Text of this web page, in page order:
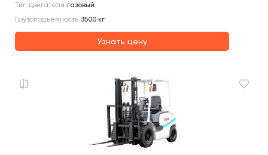
Тип двигателя газовый
Грузоподъемность 3500 кг
Узнать цену